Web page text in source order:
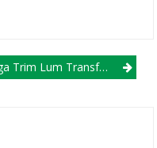
Transferon Talentin Shqiptarë Të Borusia MenhenGladbahut!